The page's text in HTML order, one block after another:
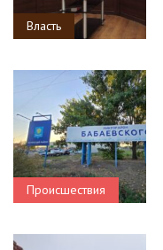
Власть
Происшествия